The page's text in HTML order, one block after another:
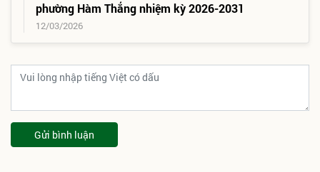
phường Hàm Thắng nhiệm kỳ 2026-2031
12/03/2026
Gửi bình luận